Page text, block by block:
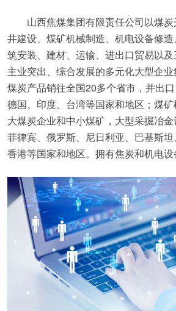
山西焦煤集团有限责任公司以煤
井建设、煤矿机械制造、机电设备修
筑安装、建材、运输、进出口贸易以
主业突出、综合发展的多元化大型企
煤炭产品销往全国20多个省市，并出口
德国、印度、台湾等国家和地区；煤
大煤炭企业和中小煤矿，大型采掘冶金
菲律宾、俄罗斯、尼日利亚、巴基斯坦
香港等国家和地区。拥有焦炭和机电设